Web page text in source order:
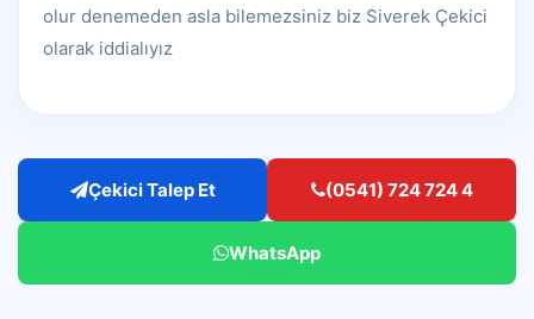
olur denemeden asla bilemezsiniz biz Siverek Çekici
olarak iddialıyız
Çekici Talep Et (0541) 724 724 4
WhatsApp